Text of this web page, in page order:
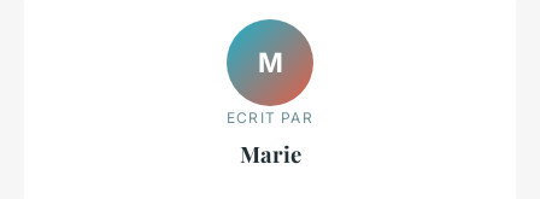
M
ECRIT PAR
Marie